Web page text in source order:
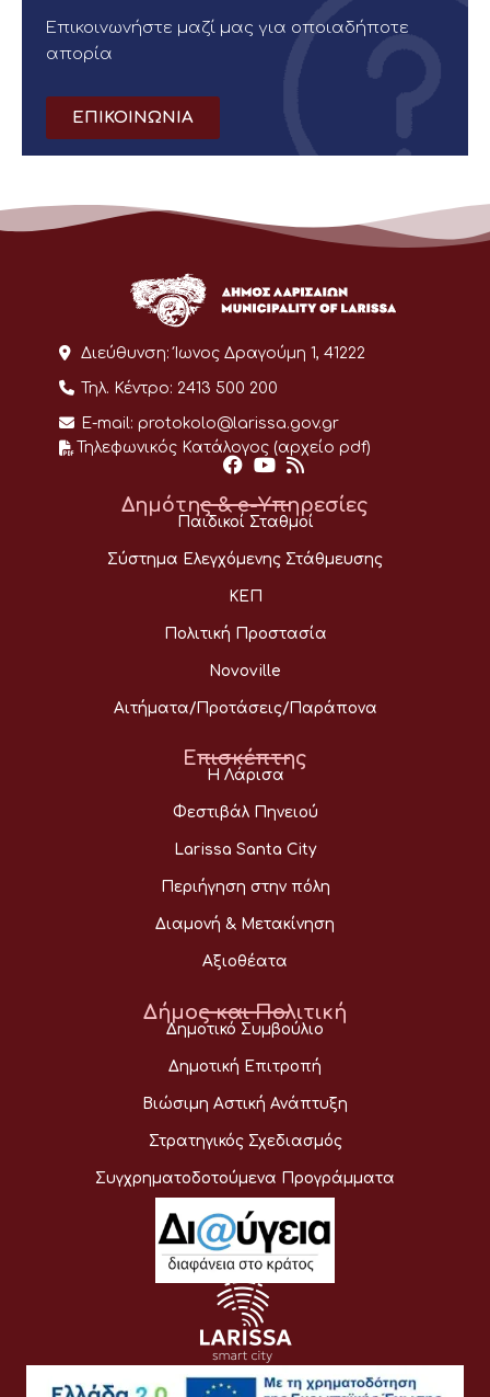
Επικοινωνήστε μαζί μας για οποιαδήποτε
απορία
ΕΠΙΚΟΙΝΩΝΙΑ
Διεύθυνση: Ίωνος Δραγούμη 1, 41222
Τηλ. Κέντρο: 2413 500 200
E-mail: protokolo@larissa.gov.gr
Τηλεφωνικός Κατάλογος (αρχείο pdf)
Δημότης & e-Υπηρεσίες
Παιδικοί Σταθμοί
Σύστημα Ελεγχόμενης Στάθμευσης
ΚΕΠ
Πολιτική Προστασία
Novoville
Αιτήματα/Προτάσεις/Παράπονα
Επισκέπτης
Η Λάρισα
Φεστιβάλ Πηνειού
Larissa Santa City
Περιήγηση στην πόλη
Διαμονή & Μετακίνηση
Αξιοθέατα
Δήμος και Πολιτική
Δημοτικό Συμβούλιο
Δημοτική Επιτροπή
Βιώσιμη Αστική Ανάπτυξη
Στρατηγικός Σχεδιασμός
Συγχρηματοδοτούμενα Προγράμματα